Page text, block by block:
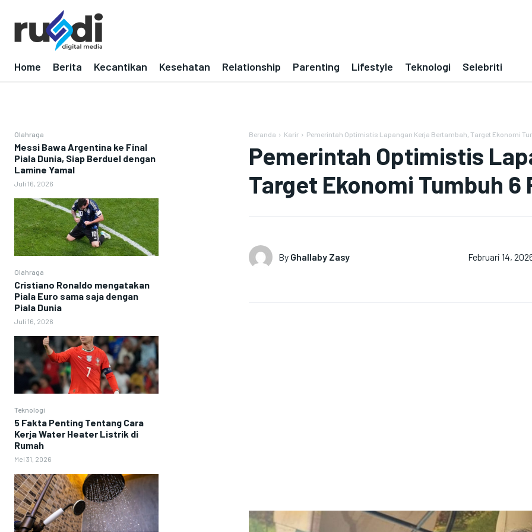
Home Berita Kecantikan Kesehatan Relationship Parenting Lifestyle Teknologi Selebriti
Olahraga
Messi Bawa Argentina ke Final
Piala Dunia, Siap Berduel dengan
Lamine Yamal
Juli 16, 2026
Olahraga
Cristiano Ronaldo mengatakan
Piala Euro sama saja dengan
Piala Dunia
Juli 16, 2026
Teknologi
5 Fakta Penting Tentang Cara
Kerja Water Heater Listrik di
Rumah
Mei 31, 2026
Beranda Karir Pemerintah Optimistis Lapangan Kerja Bertambah, Target Ekonomi
Pemerintah Optimistis
Target Ekonomi Tumbuh 6
By Ghallaby Zasy Februari 14,